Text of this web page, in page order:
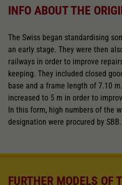
INFO ABOUT THE
The Swiss began standardising
an early stage. They were then
railways in order to improve
keeping. They included closed
base and a frame length of 7.10
increased to 5 m in order to
In this form, high numbers of the
designation were procured by SBB.
FURTHER MODELS OF